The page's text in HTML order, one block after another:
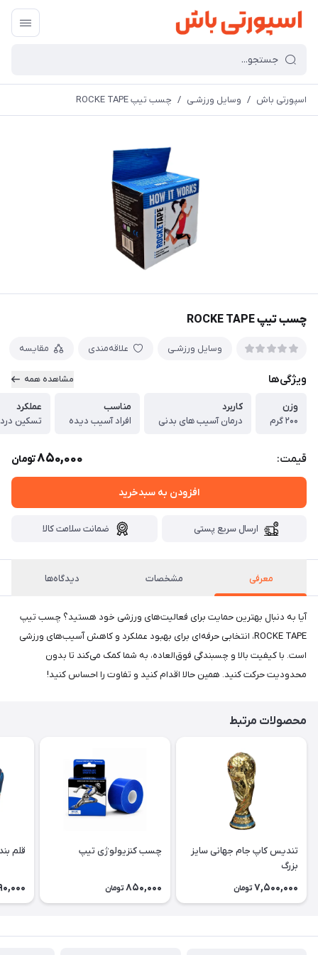
اسپورتی باش / وسایل ورزشـی / چسب تیپ ROCKE TAPE
چسب تیپ ROCKE TAPE
وسایل ورزشـی علاقه‌مندی مقایسه
ویژگی‌ها مشاهده همه
وزن
۲۰۰ گرم
کاربرد
درمان آسیب های بدنی
مناسب
افراد آسیب دیده
عملکرد
تسکین درد
قیمت: 850,000تومان
افزودن به سبدخرید
ارسال سریع پستی ضمانت سلامت کالا
معرفی مشخصات دیدگاه‌ها
آیا به دنبال بهترین حمایت برای فعالیت‌های ورزشی خود هستید؟ چسب تیپ
ROCKE TAPE، انتخابی حرفه‌ای برای بهبود عملکرد و کاهش آسیب‌های ورزشی
است. با کیفیت بالا و چسبندگی فوق‌العاده، به شما کمک می‌کند تا بدون
محدودیت حرکت کنید. همین حالا اقدام کنید و تفاوت را احساس کنید!
محصولات مرتبط
تندیس کاپ جام جهانی سایز
بزرگ
7,500,000 تومان
چسب کنزیولوژی تیپ
850,000 تومان
قلم